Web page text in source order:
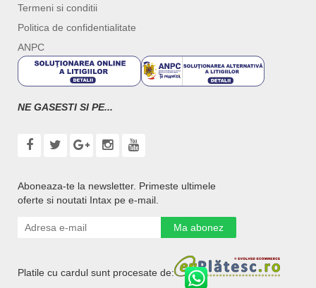
Termeni si conditii
Politica de confidentialitate
ANPC
NE GASESTI SI PE...
Aboneaza-te la newsletter. Primeste ultimele
oferte si noutati Intax pe e-mail.
Ma abonez
Platile cu cardul sunt procesate de: